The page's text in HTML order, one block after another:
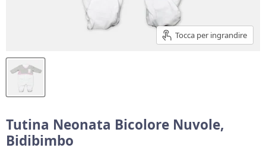
Tocca per ingrandire
Tutina Neonata Bicolore Nuvole,
Bidibimbo